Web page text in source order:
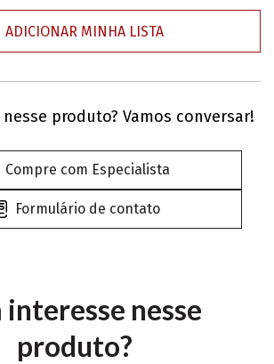
ADICIONAR MINHA LISTA
produto? Vamos conversar!
Compre com Especialista
Formulário de contato
interesse nesse
produto?